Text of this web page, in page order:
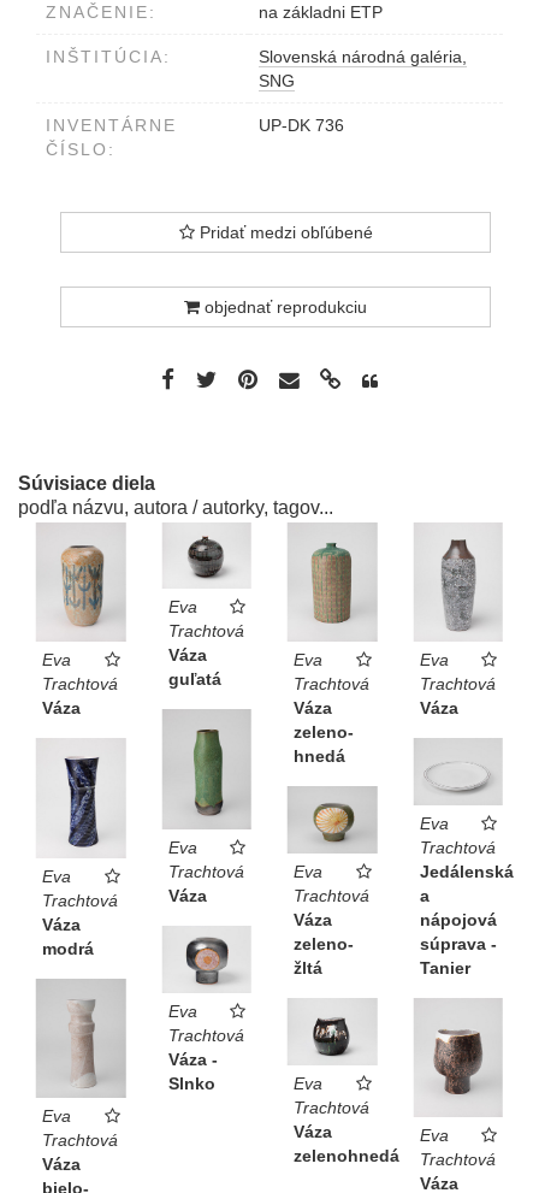
ZNAČENIE: na základni ETP
INŠTITÚCIA:
Slovenská národná galéria,
SNG
INVENTÁRNE
ČÍSLO:
UP-DK 736
Pridať medzi obľúbené
objednať reprodukciu
Súvisiace diela
podľa názvu, autora / autorky, tagov...
Eva
Trachtová
Váza
Eva
Trachtová
Váza
guľatá
Eva
Trachtová
Váza
zeleno-
hnedá
Eva
Trachtová
Váza
Eva
Trachtová
Váza
Eva
Trachtová
Váza
modrá
Eva
Trachtová
Jedálenská
a
nápojová
súprava -
Tanier
Eva
Trachtová
Váza
zeleno-
žltá
Eva
Trachtová
Váza -
Slnko
Eva
Trachtová
Váza
bielo-
Eva
Trachtová
Váza
zelenohnedá
Eva
Trachtová
Váza